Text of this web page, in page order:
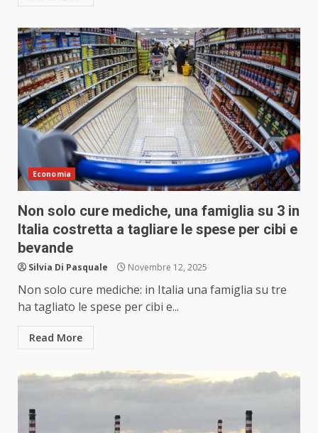
Economia
Non solo cure mediche, una famiglia su 3 in
Italia costretta a tagliare le spese per cibi e
bevande
Silvia Di Pasquale Novembre 12, 2025
Non solo cure mediche: in Italia una famiglia su tre
ha tagliato le spese per cibi e...
Read More